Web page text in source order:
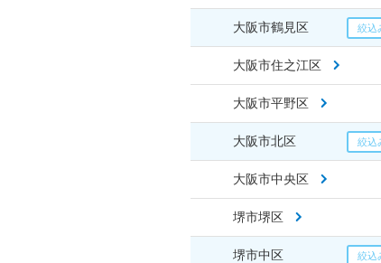
大阪市鶴見区
大阪市住之江区
大阪市平野区
大阪市北区
大阪市中央区
堺市堺区
堺市中区